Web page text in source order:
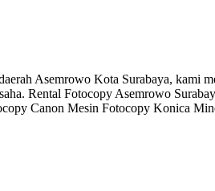
Asemrowo Kota Surabaya, kami
Rental Fotocopy Asemrowo
Canon Mesin Fotocopy Konica